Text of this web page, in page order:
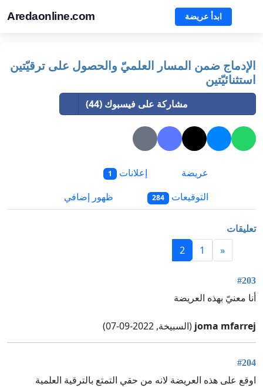
Aredaonline.com ابدأ عريضة
الإدماج ضمن المسار العلميّ والحصول على ترقيّتين
استثنائيّتين
مشاركة على فيسبوك (44)
عريضة إعلانات 1
التوقيعات 284 ظهور إضافي
تعليقات
«
1
2
#203
أنا معنيّ بهذه العريضة
joma mfarrej (السبيخة, 2022-09-07)
#204
اوقع على هذه العريضة لانه من حقي التمتع بالترقية العلمية